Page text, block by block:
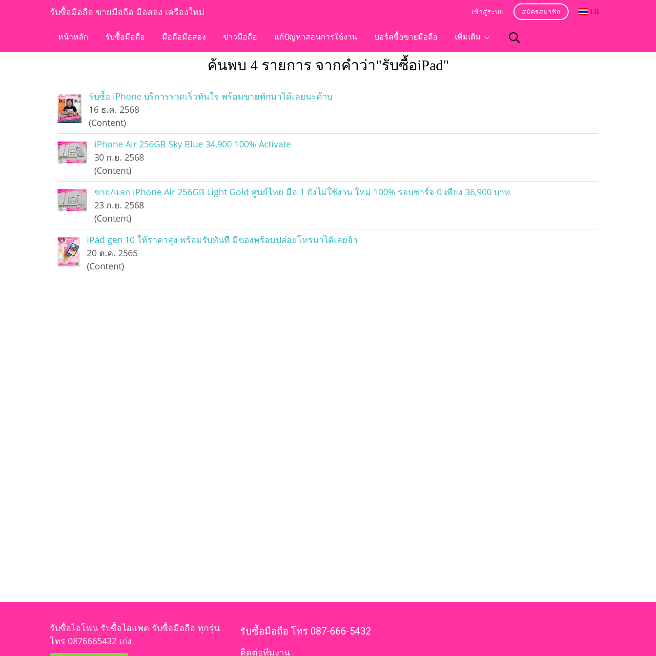
รับซื้อมือถือ ขายมือถือ มือสอง เครื่องใหม่ เข้าสู่ระบบ สมัครสมาชิก TH
หน้าหลัก รับซื้อมือถือ มือถือมือสอง ข่าวมือถือ แก้ปัญหาสอนการใช้งาน บอร์ดซื้อขายมือถือ เพิ่มเติม
ค้นพบ 4 รายการ จากคำว่า"รับซื้อiPad"
รับซื้อ iPhone บริการรวดเร็วทันใจ พร้อมขายทักมาได้เลยนะค้าบ
16 ธ.ค. 2568
(Content)
iPhone Air 256GB Sky Blue 34,900 100% Activate
30 ก.ย. 2568
(Content)
ขาย/แลก iPhone Air 256GB Light Gold ศูนย์ไทย มือ 1 ยังไม่ใช้งาน ใหม่ 100% รอบชาร์จ 0 เพียง 36,900 บาท
23 ก.ย. 2568
(Content)
iPad gen 10 ให้ราคาสูง พร้อมรับทันที มีของพร้อมปล่อยโทรมาได้เลยจ้า
20 ต.ค. 2565
(Content)
รับซื้อไอโฟน รับซื้อไอแพด รับซื้อมือถือ ทุกรุ่น
โทร 0876665432 เก่ง
รับซื้อมือถือ โทร 087-666-5432
ติดต่อทีมงาน